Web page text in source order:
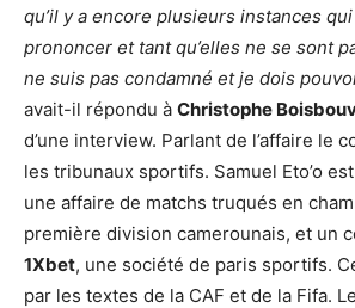
qu’il y a encore plusieurs instances
prononcer et tant qu’elles ne se sont
ne suis pas condamné et je dois
avait-il répondu à Christophe
d’une interview. Parlant de l’affaire le
les tribunaux sportifs. Samuel Eto’o
une affaire de matchs truqués en
première division camerounais, et un
1Xbet, une société de paris sportifs.
par les textes de la CAF et de la Fifa.